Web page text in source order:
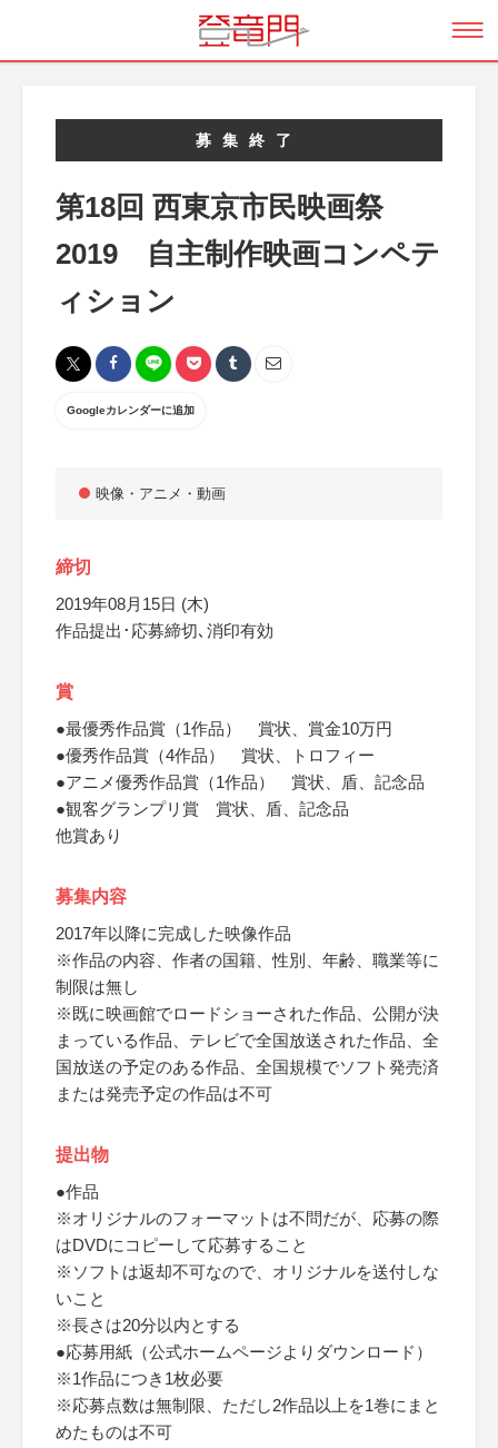
募集終了
第18回 西東京市民映画祭
2019 自主制作映画コンペテ
ィション
Googleカレンダーに追加
映像・アニメ・動画
締切
2019年08月15日 (木)
作品提出･応募締切､消印有効
賞
●最優秀作品賞（1作品） 賞状、賞金10万円
●優秀作品賞（4作品） 賞状、トロフィー
●アニメ優秀作品賞（1作品） 賞状、盾、記念品
●観客グランプリ賞 賞状、盾、記念品
他賞あり
募集内容
2017年以降に完成した映像作品
※作品の内容、作者の国籍、性別、年齢、職業等に
制限は無し
※既に映画館でロードショーされた作品、公開が決
まっている作品、テレビで全国放送された作品、全
国放送の予定のある作品、全国規模でソフト発売済
または発売予定の作品は不可
提出物
●作品
※オリジナルのフォーマットは不問だが、応募の際
はDVDにコピーして応募すること
※ソフトは返却不可なので、オリジナルを送付しな
いこと
※長さは20分以内とする
●応募用紙（公式ホームページよりダウンロード）
※1作品につき1枚必要
※応募点数は無制限、ただし2作品以上を1巻にまと
めたものは不可